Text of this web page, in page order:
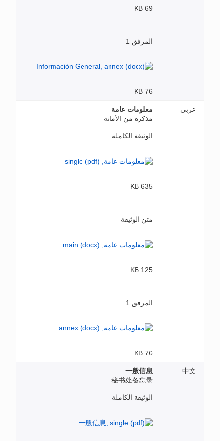
69 KB
المرفق 1
76 KB
عربي
معلومات عامة
مذكرة من الأمانة
الوثيقة الكاملة
635 KB
متن الوثيقة
125 KB
المرفق 1
76 KB
中文
一般信息
秘书处备忘录
الوثيقة الكاملة